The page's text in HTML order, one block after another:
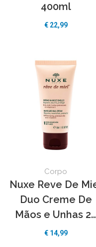
400ml
€ 22,99
Corpo
Nuxe Reve De
Duo Creme De
Mãos e Unhas
€ 14,99